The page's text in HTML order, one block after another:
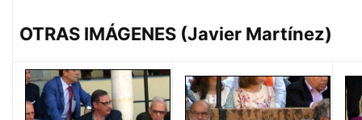
OTRAS IMÁGENES (Javier Martínez)